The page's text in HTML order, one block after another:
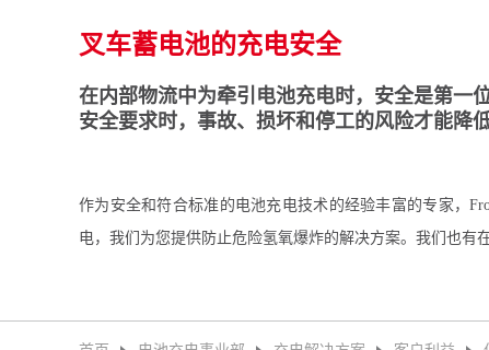
叉车蓄电池的充电安全
在内部物流中为牵引电池充电时，安全是第一
安全要求时，事故、损坏和停工的风险才能降
作为安全和符合标准的电池充电技术的经验丰富的专家，
电，我们为您提供防止危险氢氧爆炸的解决方案。我们也有